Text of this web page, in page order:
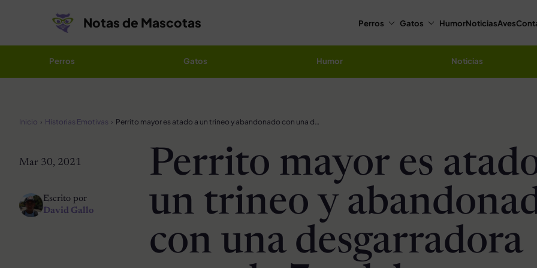
Notas de Mascotas Perros Gatos HumorNoticiasAves
Perros Gatos Humor Noticias
Inicio Historias Emotivas Perrito mayor es atado a un trineo y abandonado con una desgarradora nota de 7 palabras
Mar 30, 2021
Escrito por
David Gallo
Perrito mayor es
un trineo y
con una desgarradora